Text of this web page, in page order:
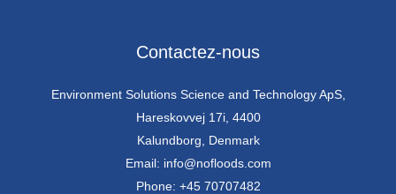
Contactez-nous
Environment Solutions Science and Technology ApS,
Hareskovvej 17i, 4400
Kalundborg, Denmark
Email: info@nofloods.com
Phone: +45 70707482